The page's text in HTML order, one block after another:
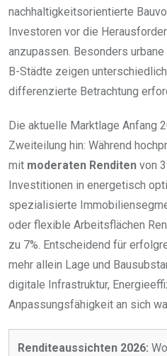
nachhaltigkeitsorientierte
Investoren vor die
anzupassen. Besonders
B-Städte zeigen
differenzierte Betrachtung
Die aktuelle Marktlage Anfang
Zweiteilung hin: Während
mit moderaten Renditen von
Investitionen in energetisch
spezialisierte
oder flexible Arbeitsflächen
zu 7%. Entscheidend für
mehr allein Lage und
digitale Infrastruktur,
Anpassungsfähigkeit an sich
Renditeaussichten 2026: